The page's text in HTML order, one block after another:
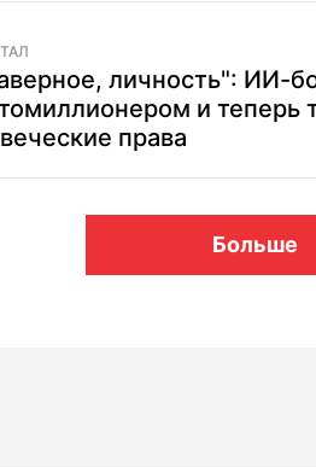
личность": ИИ-
и теперь
права
Больше